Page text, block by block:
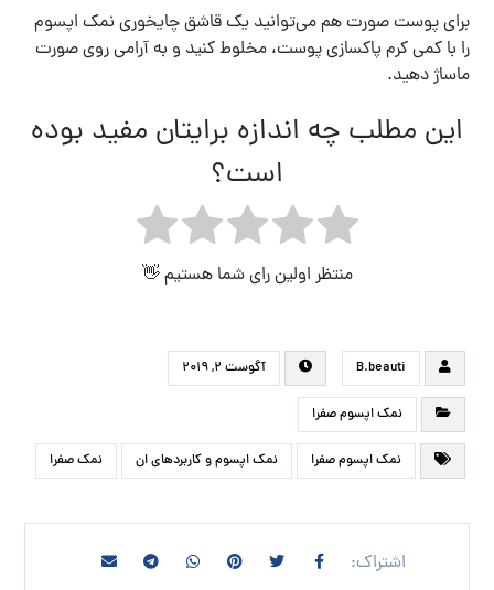
برای پوست صورت هم می‌توانید یک قاشق چایخوری نمک اپسوم
را با کمی کرم پاکسازی پوست، مخلوط کنید و به آرامی روی صورت
ماساژ دهید.
این مطلب چه اندازه برایتان مفید بوده
است؟
منتظر اولین رای شما هستیم 👋
B.beauti آگوست ۲, ۲۰۱۹
نمک اپسوم صفرا
نمک اپسوم صفرا نمک اپسوم و کاربردهای ان نمک صفرا